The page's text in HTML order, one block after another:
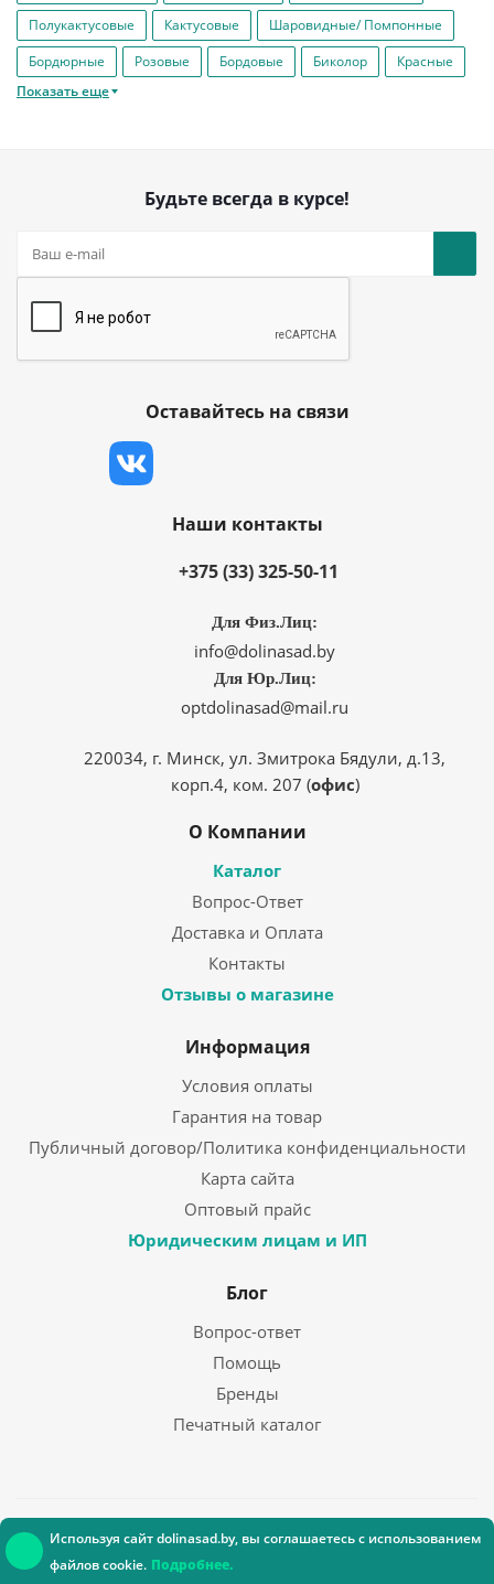
Полукактусовые
Кактусовые
Шаровидные/ Помпонные
Бордюрные
Розовые Бордовые Биколор
Красные
Показать еще
Используя сайт dolinasad.by, вы соглашаетесь с использованием
файлов cookie. Подробнее.
Будьте всегда в курсе!
Оставайтесь на связи
Наши контакты
+375 (33) 325-50-11
Для Физ.Лиц:
info@dolinasad.by
Для Юр.Лиц:
optdolinasad@mail.ru
220034, г. Минск, ул. Змитрока Бядули, д.13,
корп.4, ком. 207 (офис)
О Компании
Каталог
Вопрос-Ответ
Доставка и Оплата
Контакты
Отзывы о магазине
Информация
Условия оплаты
Гарантия на товар
Публичный договор/Политика конфиденциальности
Карта сайта
Оптовый прайс
Юридическим лицам и ИП
Блог
Вопрос-ответ
Помощь
Бренды
Печатный каталог
Указанные на сайте контакты и время работы магазина, являются в том
числе контактами и временем работы для связи по вопросам обращения
покупателей о нарушении их прав.